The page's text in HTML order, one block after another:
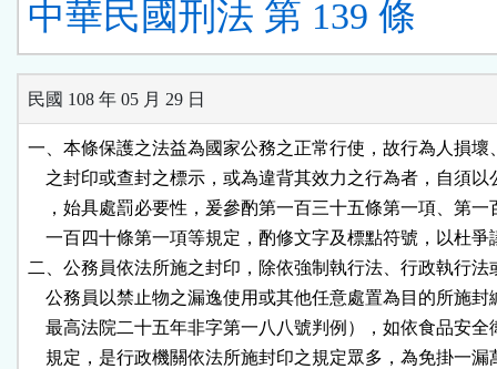
中華民國刑法 第 139 條
民國 108 年 05 月 29 日
一、本條保護之法益為國家公務之正常行使，故行為人損壞
之封印或查封之標示，或為違背其效力之行為者，自須
，始具處罰必要性，爰參酌第一百三十五條第一項、第
一百四十條第一項等規定，酌修文字及標點符號，以杜
二、公務員依法所施之封印，除依強制執行法、行政執行
公務員以禁止物之漏逸使用或其他任意處置為目的所施
最高法院二十五年非字第一八八號判例），如依食品安
規定，是行政機關依法所施封印之規定眾多，為免掛一